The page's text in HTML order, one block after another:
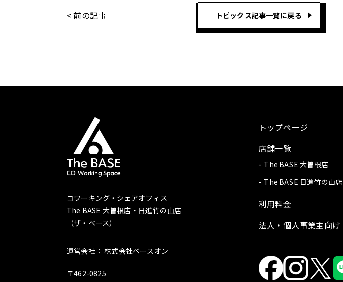
< 前の記事 トピックス記事一覧に戻る
コワーキング・シェアオフィス
The BASE 大曽根店・日進竹の山店
（ザ・ベース）
運営会社： 株式会社ベースオン
〒462-0825
トップページ
店舗一覧
The BASE 大曽根店
The BASE 日進竹の山店
利用料金
法人・個人事業主向け